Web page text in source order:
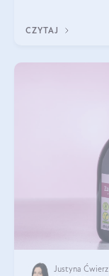
CZYTAJ
Justyna Ćwierz